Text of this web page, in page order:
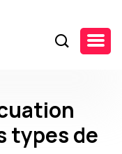
types de